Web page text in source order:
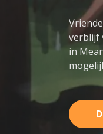
verblijf
in